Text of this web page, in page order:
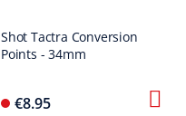
Shot Tactra Conversion
Points - 34mm
€8.95